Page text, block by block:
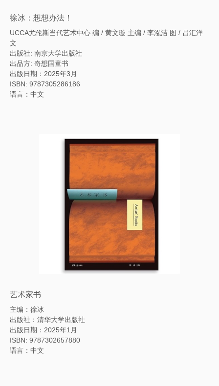
徐冰：想想办法！
UCCA尤伦斯当代艺术中心 编 / 黄文璇 主编 / 李泓洁 图 / 吕汇洋
文
出版社: 南京大学出版社
出品方: 奇想国童书
出版日期：2025年3月
ISBN: 9787305286186
语言：中文
艺术家书
主编：徐冰
出版社：清华大学出版社
出版日期：2025年1月
ISBN: 9787302657880
语言：中文